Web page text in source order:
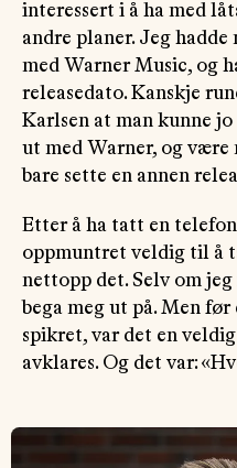
interessert i å ha med
andre planer. Jeg
med Warner Music, og
releasedato. Kanskje
Karlsen at man kunne
ut med Warner, og være
bare sette en annen
Etter å ha tatt en
oppmuntret veldig til å
nettopp det. Selv om
bega meg ut på. Men
spikret, var det en
avklares. Og det var: